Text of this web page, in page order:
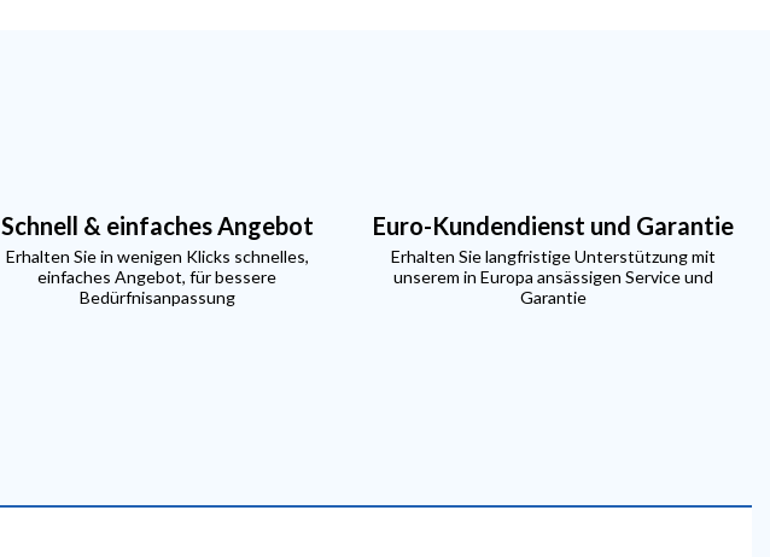
Schnell & einfaches Angebot
Erhalten Sie in wenigen Klicks schnelles,
einfaches Angebot, für bessere
Bedürfnisanpassung
Euro-Kundendienst und Garantie
Erhalten Sie langfristige Unterstützung mit
unserem in Europa ansässigen Service und
Garantie